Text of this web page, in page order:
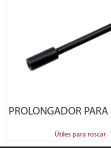
PROLONGADOR
Útiles para roscar